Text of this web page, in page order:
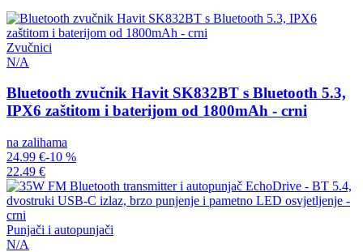
Zvučnici
N/A
Bluetooth zvučnik Havit SK832BT s Bluetooth 5.3,
IPX6 zaštitom i baterijom od 1800mAh - crni
na zalihama
24.99 €-10 %
22.49 €
Punjači i autopunjači
N/A